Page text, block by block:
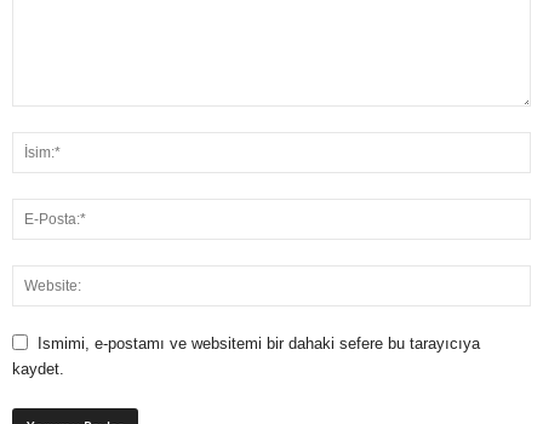
Ismimi, e-postamı ve websitemi bir dahaki sefere bu tarayıcıya
kaydet.